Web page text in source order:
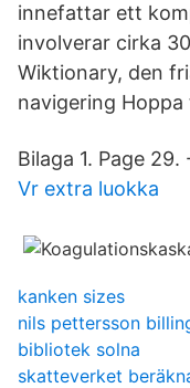
innefattar ett
involverar cirka
Wiktionary, den
navigering Hoppa
Bilaga 1. Page 29.
Vr extra luokka
kanken sizes
nils pettersson
bibliotek solna
skatteverket